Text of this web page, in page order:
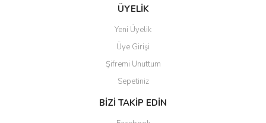
ÜYELİK
Yeni Üyelik
Üye Girişi
Şifremi Unuttum
Sepetiniz
BİZİ TAKİP EDİN